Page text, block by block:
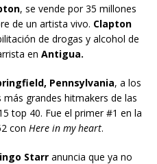
, se vende por 35 millones
de un artista vivo. Clapton
de drogas y alcohol de
en Antigua.
Pennsylvania, a los
grandes hitmakers de las
top 40. Fue el primer #1 en la
con Here in my heart.
Starr anuncia que ya no